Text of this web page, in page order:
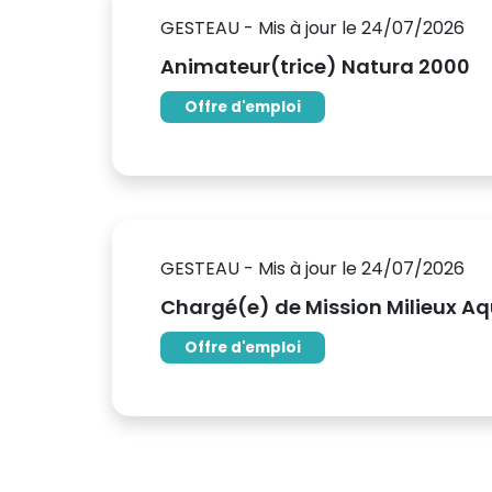
GESTEAU - Mis à jour le 24/07/2026
Animateur(trice) Natura 2000
Offre d'emploi
GESTEAU - Mis à jour le 24/07/2026
Chargé(e) de Mission Milieux
Offre d'emploi